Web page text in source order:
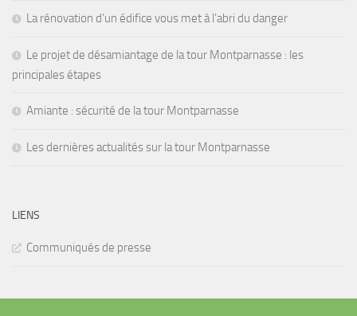
La rénovation d’un édifice vous met à l’abri du danger
Le projet de désamiantage de la tour Montparnasse : les
principales étapes
Amiante : sécurité de la tour Montparnasse
Les dernières actualités sur la tour Montparnasse
LIENS
Communiqués de presse